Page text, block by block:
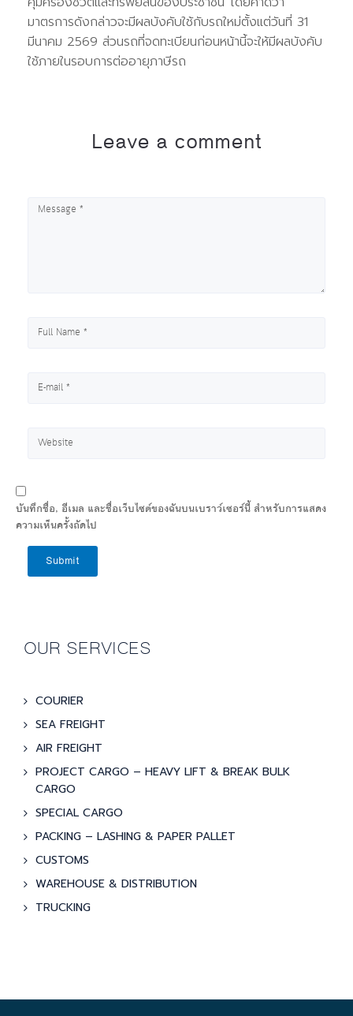
มาตรการดังกล่าวจะมีผลบังคับใช้กับรถใหม่ตั้งแต่วันที่ 31
มีนาคม 2569 ส่วนรถที่จดทะเบียนก่อนหน้านี้จะให้มีผลบังคับ
ใช้ภายในรอบการต่ออายุภาษีรถ
Leave a comment
บันทึกชื่อ, อีเมล และชื่อเว็บไซต์ของฉันบนเบราว์เซอร์นี้ สำหรับการแสดง
ความเห็นครั้งถัดไป
Submit
OUR SERVICES
COURIER
SEA FREIGHT
AIR FREIGHT
PROJECT CARGO – HEAVY LIFT & BREAK BULK
CARGO
SPECIAL CARGO
PACKING – LASHING & PAPER PALLET
CUSTOMS
WAREHOUSE & DISTRIBUTION
TRUCKING